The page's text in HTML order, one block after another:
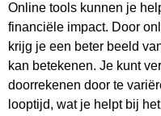
Online tools kunnen je
financiële impact. Door
krijg je een beter beeld
kan betekenen. Je kunt
doorrekenen door te
looptijd, wat je helpt bij